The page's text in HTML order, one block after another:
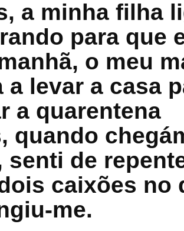
a minha filha
para que
o meu
levar a casa
a quarentena
quando
senti de
caixões no
me.